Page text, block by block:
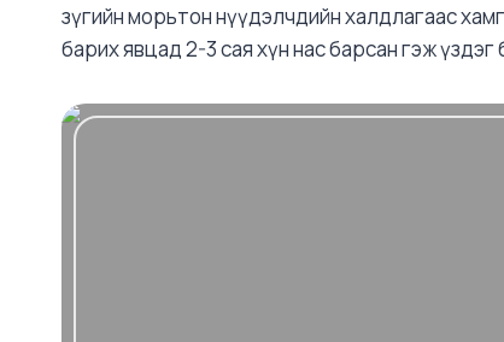
зүгийн морьтон нүүдэлчдийн халдлагаас
барих явцад 2-3 сая хүн нас барсан гэж үздэг